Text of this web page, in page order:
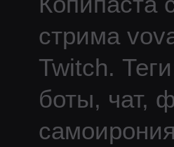
стрима
Twitch.
боты, чат,